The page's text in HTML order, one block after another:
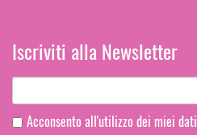
Iscriviti alla Newsletter
Acconsento all'utilizzo dei miei dati